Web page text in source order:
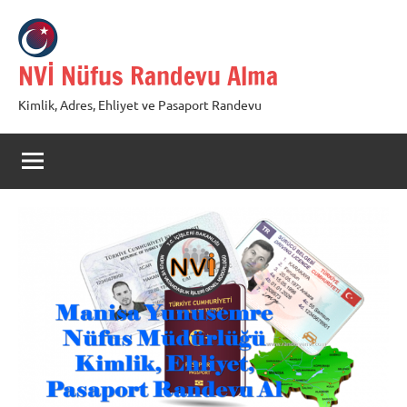
geç
NVİ Nüfus Randevu Alma
Kimlik, Adres, Ehliyet ve Pasaport Randevu